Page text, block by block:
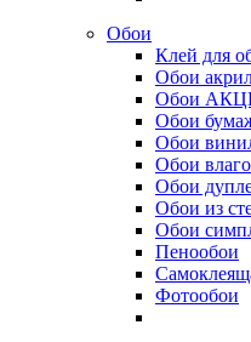
Обои
Клей для
Обои
Обои
Обои
Обои
Обои
Обои
Обои из
Обои
Пенообои
Фотообои